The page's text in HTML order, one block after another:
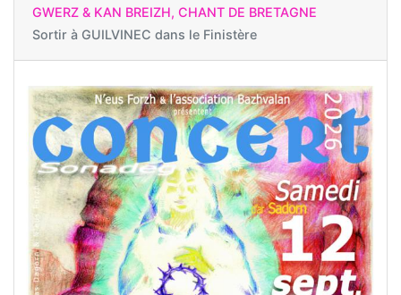
GWERZ & KAN BREIZH, CHANT DE BRETAGNE
Sortir à GUILVINEC dans le Finistère